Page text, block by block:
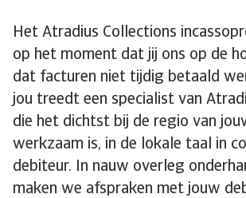
Het Atradius Collections
op het moment dat jij ons op de
dat facturen niet tijdig betaald
jou treedt een specialist van
die het dichtst bij de regio van
werkzaam is, in de lokale taal in
debiteur. In nauw overleg
maken we afspraken met jouw